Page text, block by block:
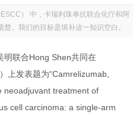
） 中，卡瑞利珠单抗联合化疗和阿
。我们的目标是填补这一知识空白。
明联合Hong Shen共同在
上发表题为“Camrelizumab,
neoadjuvant treatment of
cell carcinoma: a single-arm